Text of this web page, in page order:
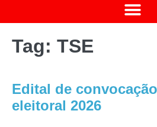
Tag: TSE
Edital de
eleitoral 2026